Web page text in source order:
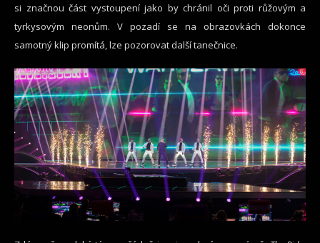
si značnou část vystoupení jako by chránil oči proti růžovým a
tyrkysovým neonům. V pozadí se na obrazovkách dokonce
samotný klip promítá, lze pozorovat další tanečnice.